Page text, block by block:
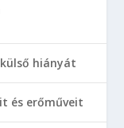
hiányát
és erőműveit